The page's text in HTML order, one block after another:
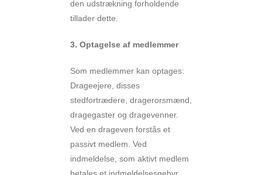
den udstrækning forholdende
tillader dette.
3. Optagelse af medlemmer
Som medlemmer kan optages:
Drageejere, disses
stedfortrædere, dragerorsmænd,
dragegaster og dragevenner.
Ved en drageven forstås et
passivt medlem. Ved
indmeldelse, som aktivt medlem